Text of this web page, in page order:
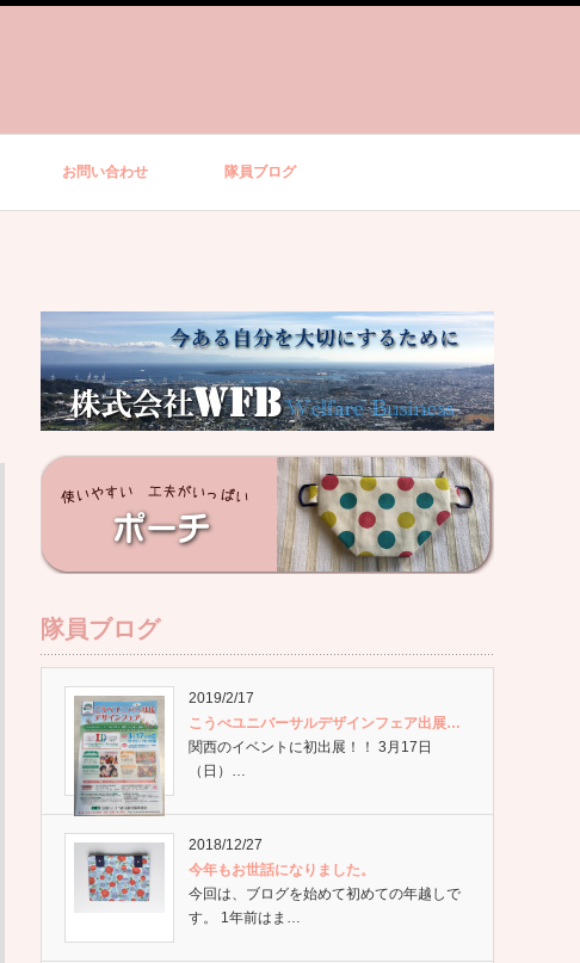
お問い合わせ 隊員ブログ
隊員ブログ
2019/2/17
こうべユニバーサルデザインフェア出展…
関西のイベントに初出展！！ 3月17日
（日）…
2018/12/27
今年もお世話になりました。
今回は、ブログを始めて初めての年越しで
す。 1年前はま…